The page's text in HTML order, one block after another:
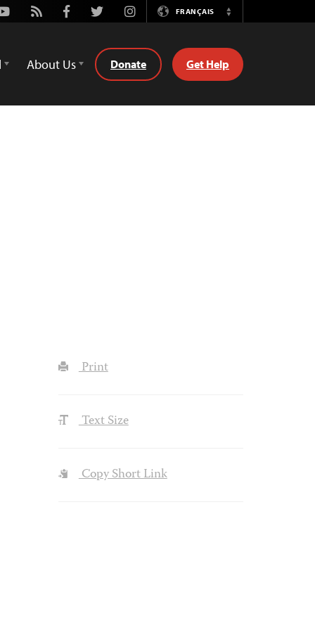
Rss FacebookTwitterInstagramFRANÇAIS
Switch
About Us Donate Get Help
Print
Text Size
Copy Short Link